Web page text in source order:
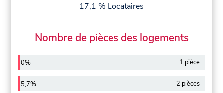
17,1 % Locataires
Nombre de pièces des logements
0% 1 pièce
5,7% 2 pièces